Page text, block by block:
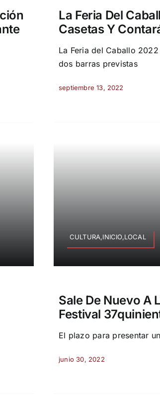
La Feria Del
Casetas Y
La Feria del Caballo
dos barras previstas
septiembre 13, 2022
CULTURA,INICIO,LOCAL
Sale De Nuevo A
Festival
El plazo para presentar
junio 30, 2022